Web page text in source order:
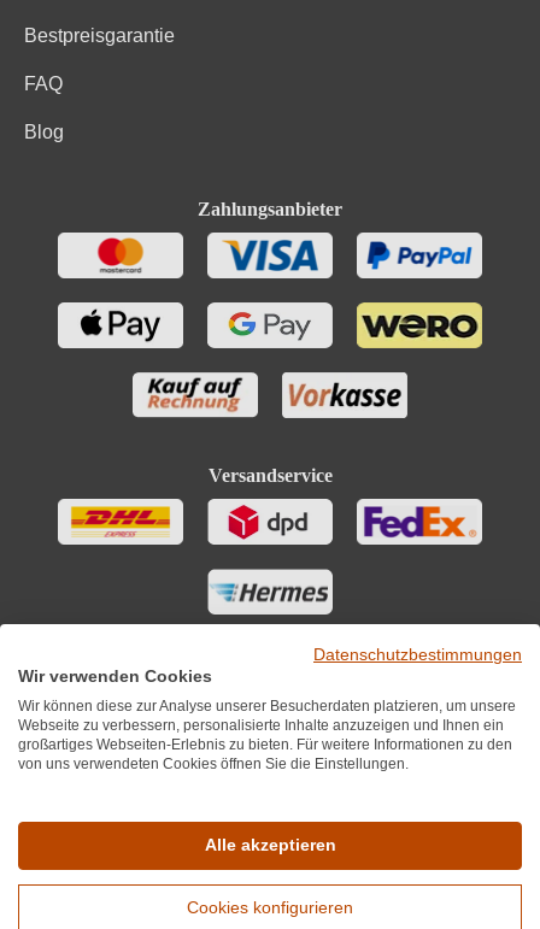
Bestpreisgarantie
FAQ
Blog
Zahlungsanbieter
Versandservice
Datenschutzbestimmungen
Wir verwenden Cookies
Wir können diese zur Analyse unserer Besucherdaten platzieren, um unsere
Webseite zu verbessern, personalisierte Inhalte anzuzeigen und Ihnen ein
großartiges Webseiten-Erlebnis zu bieten. Für weitere Informationen zu den
von uns verwendeten Cookies öffnen Sie die Einstellungen.
Alle akzeptieren
Cookies konfigurieren